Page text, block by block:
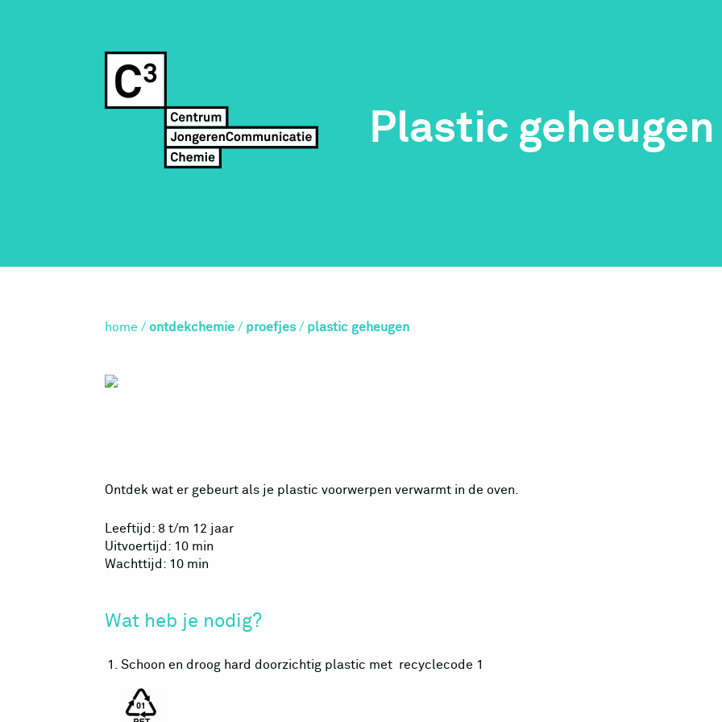
Plastic geheugen
home / ontdekchemie / proefjes / plastic geheugen
Ontdek wat er gebeurt als je plastic voorwerpen verwarmt in de oven.
Leeftijd: 8 t/m 12 jaar
Uitvoertijd: 10 min
Wachttijd: 10 min
Wat heb je nodig?
Schoon en droog hard doorzichtig plastic met recyclecode 1